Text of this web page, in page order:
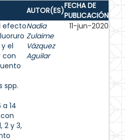
AUTOR(ES)FECHA DE
PUBLICACIÓN
efecto
el
con
spp.
14
2 y 3,
Nadia
Zulaime
Vázquez
Aguilar
11-jun-2020